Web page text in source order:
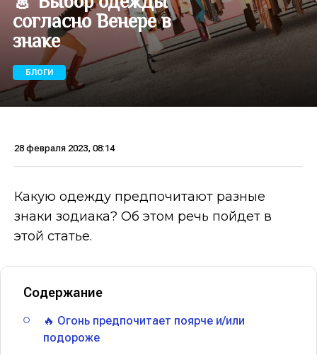
согласно Венере в
знаке
БЛОГИ
28 февраля 2023, 08:14
Какую одежду предпочитают разные
знаки зодиака? Об этом речь пойдет в
этой статье.
Содержание
🔥 Огонь предпочитает поярче и/или
подороже